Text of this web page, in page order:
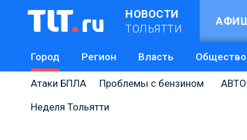
НОВОСТИ
ТОЛЬЯТТИ
Город Регион Власть Общество
Атаки БПЛА Проблемы с бензином
Неделя Тольятти